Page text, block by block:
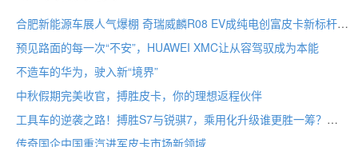
合肥新能源车展人气爆棚 奇瑞威麟R08 EV成纯电创富皮卡新标杆
预见路面的每一次“不安”，HUAWEI XMC让从容驾驭成为本能
不造车的华为，驶入新“境界”
中秋假期完美收官，搏胜皮卡，你的理想返程伙伴
工具车的逆袭之路！搏胜S7与锐骐7，乘用化升级谁更胜一筹？
传奇国企中国重汽进军皮卡市场新领域